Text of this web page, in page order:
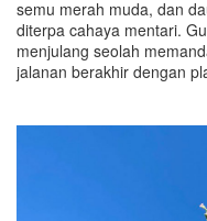
semu merah muda, dan
diterpa cahaya mentari.
menjulang seolah
jalanan berakhir dengan